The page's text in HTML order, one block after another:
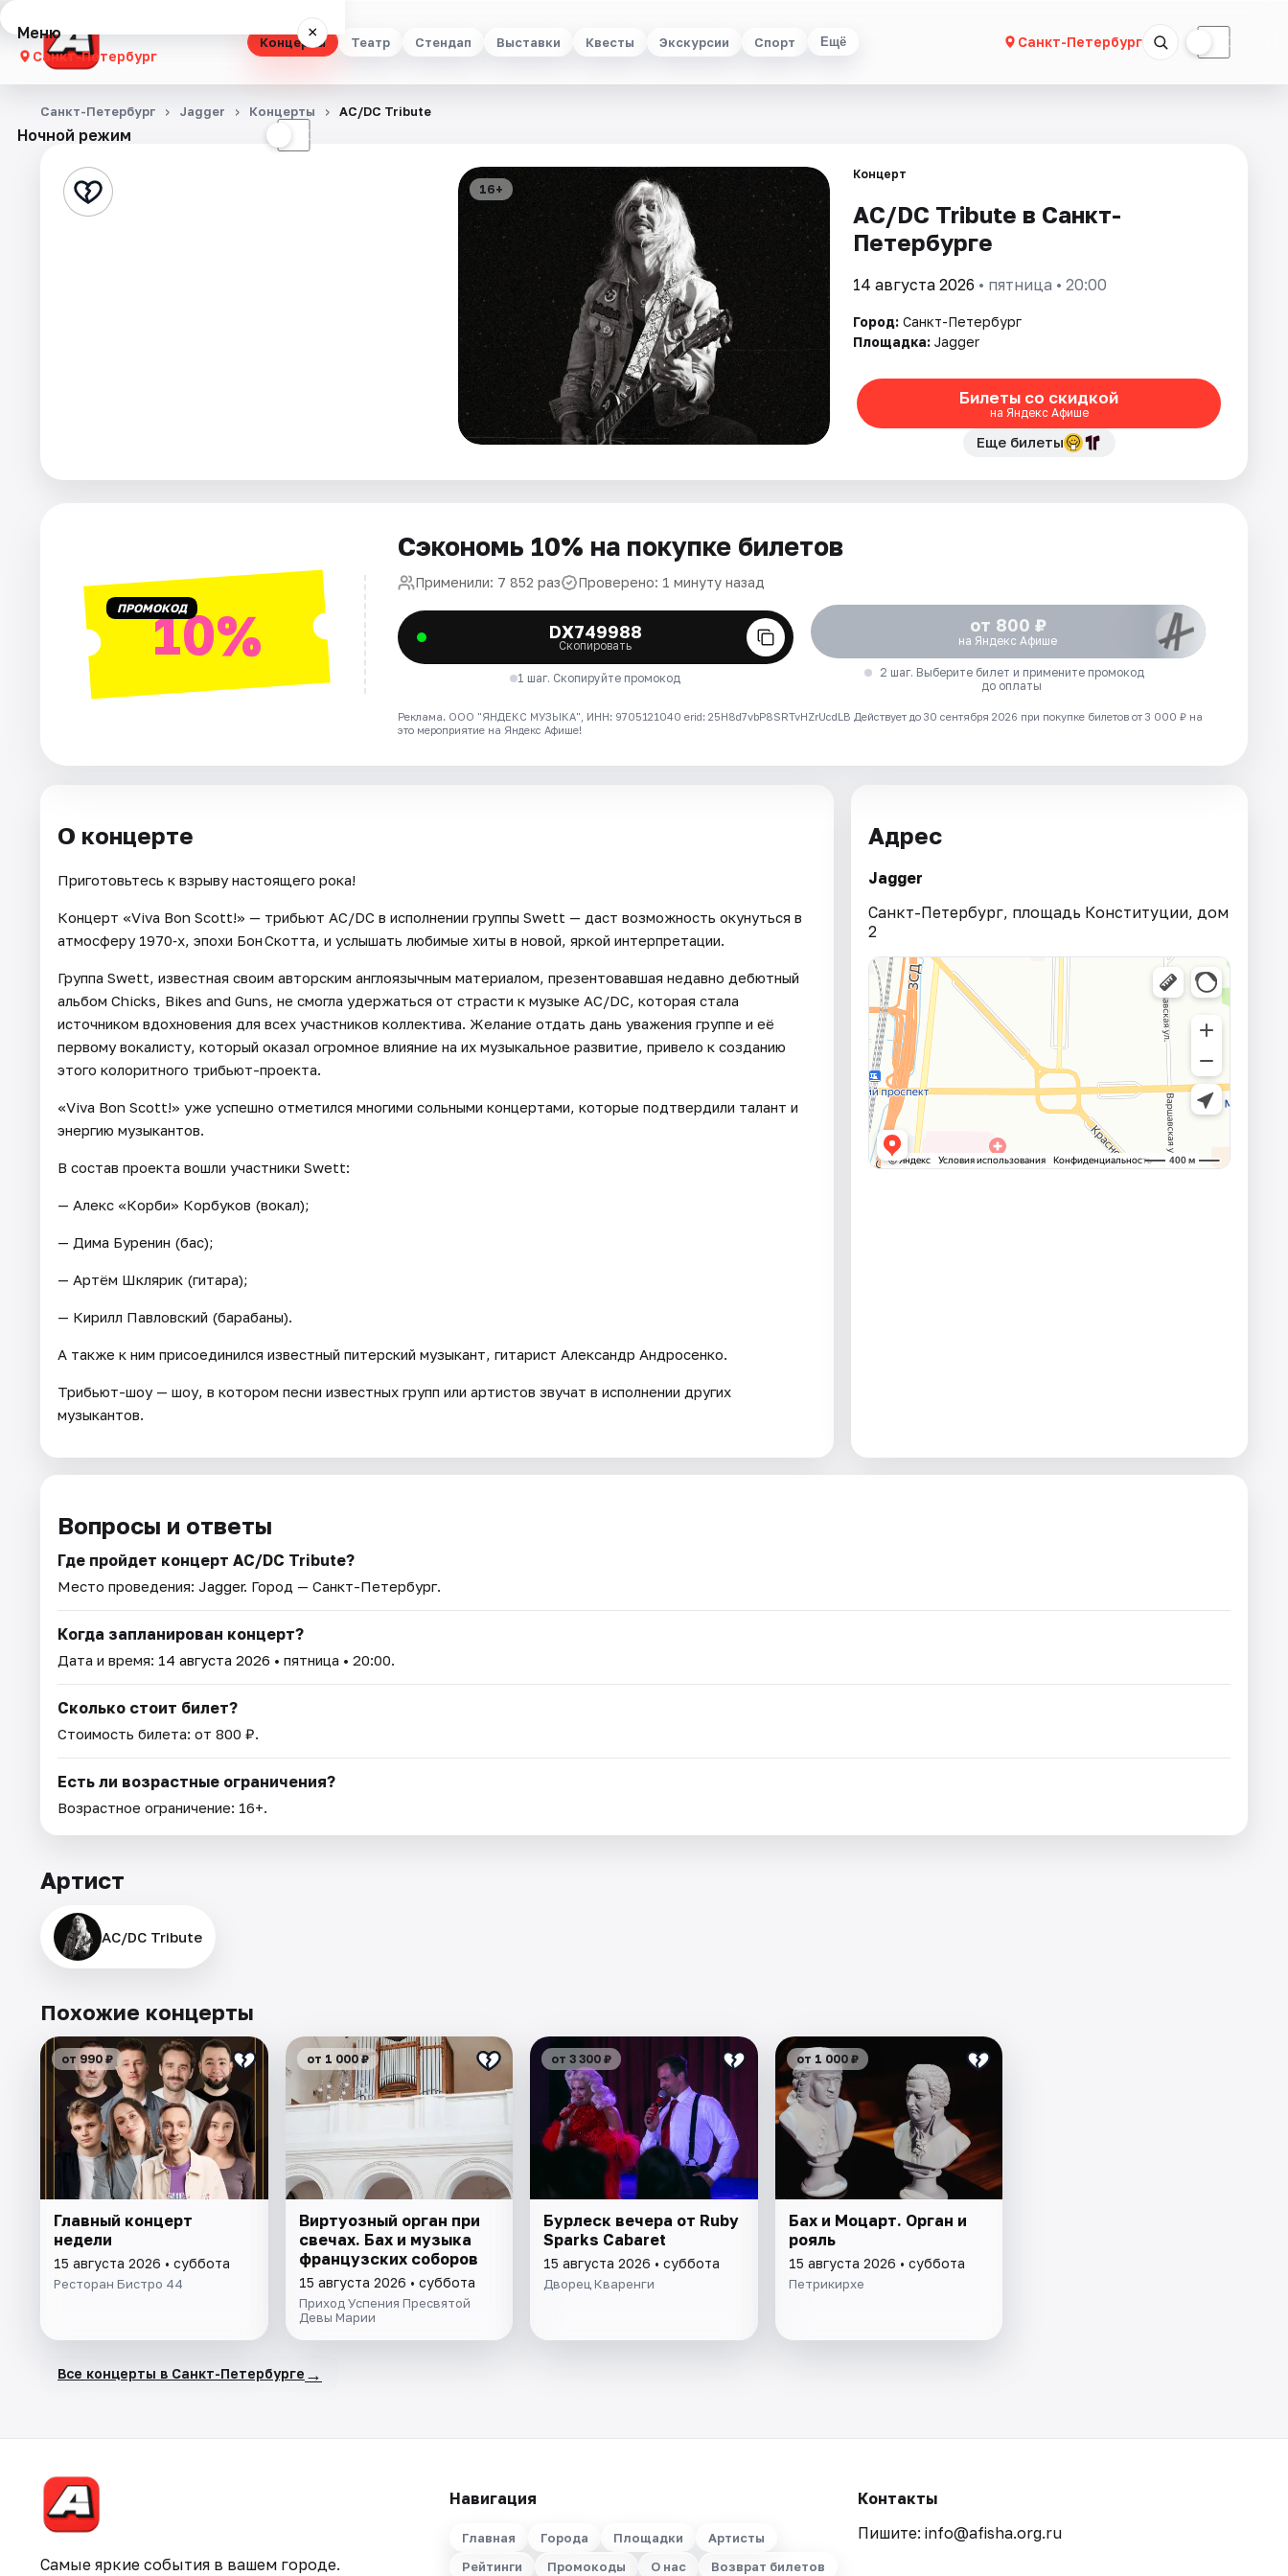
Концерты Театр Стендап Выставки Квесты Экскурсии Спорт Ещё Санкт-Петербург ☾
Меню ×
Санкт-Петербург
Концерты
Стендап
Города
Рейтинги
Ночной режим ☾
Санкт-Петербург Jagger Концерты AC/DC Tribute
16+
Концерт
AC/DC Tribute в Санкт-
Петербурге
14 августа 2026 • пятница • 20:00
Город: Санкт-Петербург
Площадка: Jagger
Билеты со скидкой
на Яндекс Афише
Еще билеты
ПРОМОКОД10%
Сэкономь 10% на покупке билетов
Применили: 7 852 раз Проверено: 1 минуту назад
DX749988
Скопировать
1 шаг. Скопируйте промокод
от 800 ₽
на Яндекс Афише
2 шаг. Выберите билет и примените промокод
до оплаты
Реклама. ООО "ЯНДЕКС МУЗЫКА", ИНН: 9705121040 erid: 25H8d7vbP8SRTvHZrUcdLB Действует до 30 сентября 2026 при покупке билетов от 3 000 ₽ на
это мероприятие на Яндекс Афише!
О концерте
Приготовьтесь к взрыву настоящего рока!
Концерт «Viva Bon Scott!» — трибьют AC/DC в исполнении группы Swett — даст возможность окунуться в
атмосферу 1970‑х, эпохи Бон Скотта, и услышать любимые хиты в новой, яркой интерпретации.
Группа Swett, известная своим авторским англоязычным материалом, презентовавшая недавно дебютный
альбом Chicks, Bikes and Guns, не смогла удержаться от страсти к музыке AC/DC, которая стала
источником вдохновения для всех участников коллектива. Желание отдать дань уважения группе и её
первому вокалисту, который оказал огромное влияние на их музыкальное развитие, привело к созданию
этого колоритного трибьют-проекта.
«Viva Bon Scott!» уже успешно отметился многими сольными концертами, которые подтвердили талант и
энергию музыкантов.
В состав проекта вошли участники Swett:
— Алекс «Корби» Корбуков (вокал);
— Дима Буренин (бас);
— Артём Шклярик (гитара);
— Кирилл Павловский (барабаны).
А также к ним присоединился известный питерский музыкант, гитарист Александр Андросенко.
Трибьют-шоу — шоу, в котором песни известных групп или артистов звучат в исполнении других
музыкантов.
Адрес
Jagger
Санкт-Петербург, площадь Конституции, дом
2
Вопросы и ответы
Где пройдет концерт AC/DC Tribute?
Место проведения: Jagger. Город — Санкт-Петербург.
Когда запланирован концерт?
Дата и время: 14 августа 2026 • пятница • 20:00.
Сколько стоит билет?
Стоимость билета: от 800 ₽.
Есть ли возрастные ограничения?
Возрастное ограничение: 16+.
Артист
AC/DC Tribute
Похожие концерты
от 990 ₽
Главный концерт
недели
15 августа 2026 • суббота
Ресторан Бистро 44
от 1 000 ₽
Виртуозный орган при
свечах. Бах и музыка
французских соборов
15 августа 2026 • суббота
Приход Успения Пресвятой
Девы Марии
от 3 300 ₽
Бурлеск вечера от Ruby
Sparks Cabaret
15 августа 2026 • суббота
Дворец Кваренги
от 1 000 ₽
Бах и Моцарт. Орган и
рояль
15 августа 2026 • суббота
Петрикирхе
Все концерты в Санкт-Петербурге →
Самые яркие события в вашем городе.
Навигация
Главная Города Площадки
Артисты
Рейтинги
Промокоды О нас Возврат билетов
Контакты
Пишите: info@afisha.org.ru